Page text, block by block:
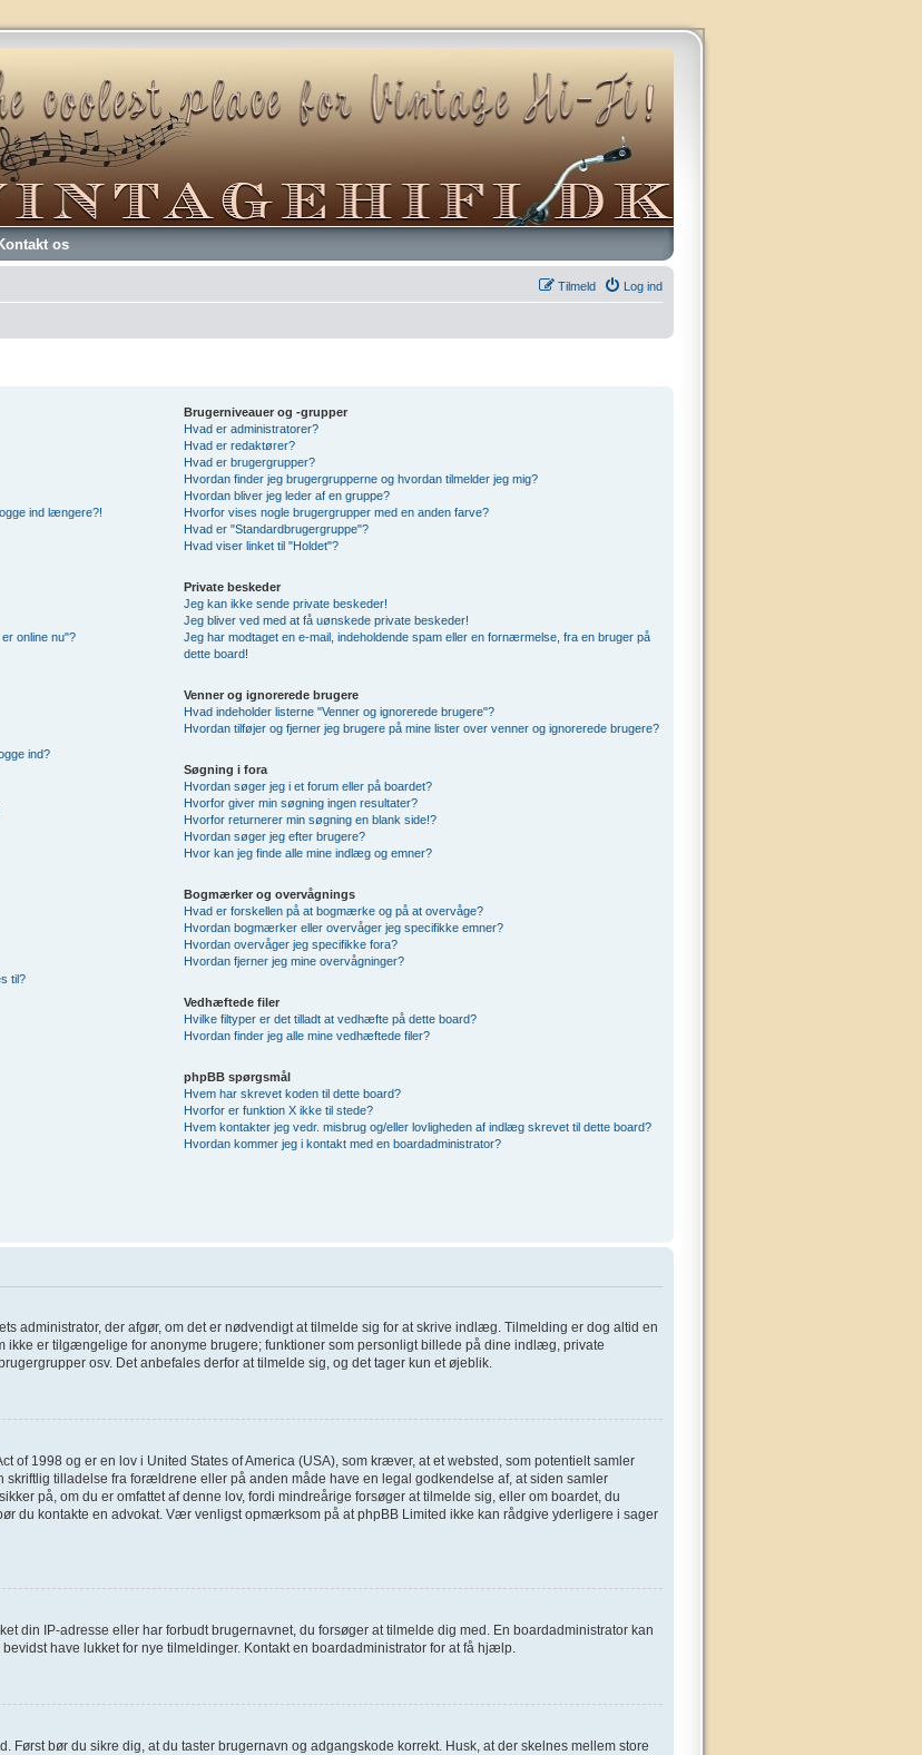
os
Log ind
Tilmeld
ind længere?!
online nu"?
ind?
til?
Brugerniveauer og -grupper
Hvad er administratorer?
Hvad er redaktører?
Hvad er brugergrupper?
Hvordan finder jeg brugergrupperne og hvordan tilmelder jeg mig?
Hvordan bliver jeg leder af en gruppe?
Hvorfor vises nogle brugergrupper med en anden farve?
Hvad er "Standardbrugergruppe"?
Hvad viser linket til "Holdet"?
Private beskeder
Jeg kan ikke sende private beskeder!
Jeg bliver ved med at få uønskede private beskeder!
Jeg har modtaget en e-mail, indeholdende spam eller en fornærmelse, fra en bruger på
dette board!
Venner og ignorerede brugere
Hvad indeholder listerne "Venner og ignorerede brugere"?
Hvordan tilføjer og fjerner jeg brugere på mine lister over venner og ignorerede brugere?
Søgning i fora
Hvordan søger jeg i et forum eller på boardet?
Hvorfor giver min søgning ingen resultater?
Hvorfor returnerer min søgning en blank side!?
Hvordan søger jeg efter brugere?
Hvor kan jeg finde alle mine indlæg og emner?
Bogmærker og overvågnings
Hvad er forskellen på at bogmærke og på at overvåge?
Hvordan bogmærker eller overvåger jeg specifikke emner?
Hvordan overvåger jeg specifikke fora?
Hvordan fjerner jeg mine overvågninger?
Vedhæftede filer
Hvilke filtyper er det tilladt at vedhæfte på dette board?
Hvordan finder jeg alle mine vedhæftede filer?
phpBB spørgsmål
Hvem har skrevet koden til dette board?
Hvorfor er funktion X ikke til stede?
Hvem kontakter jeg vedr. misbrug og/eller lovligheden af indlæg skrevet til dette board?
Hvordan kommer jeg i kontakt med en boardadministrator?
administrator, der afgør, om det er nødvendigt at tilmelde sig for at skrive indlæg. Tilmelding er dog altid en
ikke er tilgængelige for anonyme brugere; funktioner som personligt billede på dine indlæg, private
osv. Det anbefales derfor at tilmelde sig, og det tager kun et øjeblik.
of 1998 og er en lov i United States of America (USA), som kræver, at et websted, som potentielt samler
skriftlig tilladelse fra forældrene eller på anden måde have en legal godkendelse af, at siden samler
på, om du er omfattet af denne lov, fordi mindreårige forsøger at tilmelde sig, eller om boardet, du
du kontakte en advokat. Vær venligst opmærksom på at phpBB Limited ikke kan rådgive yderligere i sager
din IP-adresse eller har forbudt brugernavnet, du forsøger at tilmelde dig med. En boardadministrator kan
have lukket for nye tilmeldinger. Kontakt en boardadministrator for at få hjælp.
Først bør du sikre dig, at du taster brugernavn og adgangskode korrekt. Husk, at der skelnes mellem store